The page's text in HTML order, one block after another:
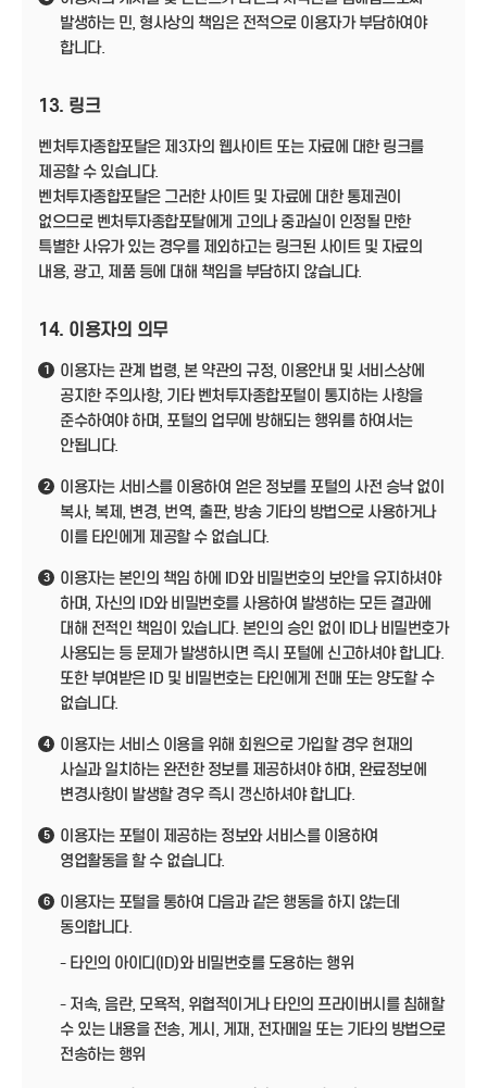
발생하는 민, 형사상의 책임은 전적으로 이용자가 부담하여야
합니다.
13. 링크
벤처투자종합포탈은 제3자의 웹사이트 또는 자료에 대한 링크를
제공할 수 있습니다.
벤처투자종합포탈은 그러한 사이트 및 자료에 대한 통제권이
없으므로 벤처투자종합포탈에게 고의나 중과실이 인정될 만한
특별한 사유가 있는 경우를 제외하고는 링크된 사이트 및 자료의
내용, 광고, 제품 등에 대해 책임을 부담하지 않습니다.
14. 이용자의 의무
1
이용자는 관계 법령, 본 약관의 규정, 이용안내 및 서비스상에
공지한 주의사항, 기타 벤처투자종합포털이 통지하는 사항을
준수하여야 하며, 포털의 업무에 방해되는 행위를 하여서는
안됩니다.
2
이용자는 서비스를 이용하여 얻은 정보를 포털의 사전 승낙 없이
복사, 복제, 변경, 번역, 출판, 방송 기타의 방법으로 사용하거나
이를 타인에게 제공할 수 없습니다.
3
이용자는 본인의 책임 하에 ID와 비밀번호의 보안을 유지하셔야
하며, 자신의 ID와 비밀번호를 사용하여 발생하는 모든 결과에
대해 전적인 책임이 있습니다. 본인의 승인 없이 ID나 비밀번호가
사용되는 등 문제가 발생하시면 즉시 포털에 신고하셔야 합니다.
또한 부여받은 ID 및 비밀번호는 타인에게 전매 또는 양도할 수
없습니다.
4
이용자는 서비스 이용을 위해 회원으로 가입할 경우 현재의
사실과 일치하는 완전한 정보를 제공하셔야 하며, 완료정보에
변경사항이 발생할 경우 즉시 갱신하셔야 합니다.
5
이용자는 포털이 제공하는 정보와 서비스를 이용하여
영업활동을 할 수 없습니다.
6
이용자는 포털을 통하여 다음과 같은 행동을 하지 않는데
동의합니다.
- 타인의 아이디(ID)와 비밀번호를 도용하는 행위
- 저속, 음란, 모욕적, 위협적이거나 타인의 프라이버시를 침해할
수 있는 내용을 전송, 게시, 게재, 전자메일 또는 기타의 방법으로
전송하는 행위